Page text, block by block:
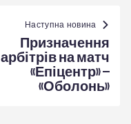
Наступна новина
Призначення
арбітрів на матч
«Епіцентр» –
«Оболонь»